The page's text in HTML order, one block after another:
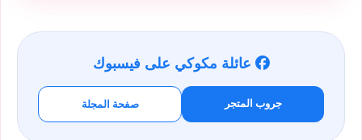
عائلة مكوكي على فيسبوك
جروب المتجر صفحة المجلة